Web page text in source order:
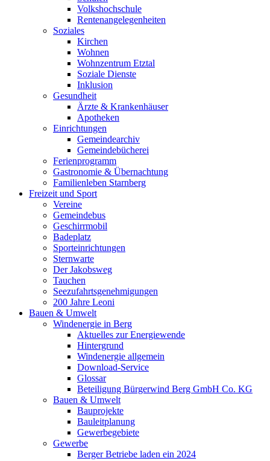
Volkshochschule
Rentenangelegenheiten
Soziales
Kirchen
Wohnen
Wohnzentrum Etztal
Soziale Dienste
Inklusion
Gesundheit
Ärzte & Krankenhäuser
Apotheken
Einrichtungen
Gemeindearchiv
Gemeindebücherei
Ferienprogramm
Gastronomie & Übernachtung
Familienleben Starnberg
Freizeit und Sport
Vereine
Gemeindebus
Geschirrmobil
Badeplatz
Sporteinrichtungen
Sternwarte
Der Jakobsweg
Tauchen
Seezufahrtsgenehmigungen
200 Jahre Leoni
Bauen & Umwelt
Windenergie in Berg
Aktuelles zur Energiewende
Hintergrund
Windenergie allgemein
Download-Service
Glossar
Beteiligung Bürgerwind Berg GmbH Co. KG
Bauen & Umwelt
Bauprojekte
Bauleitplanung
Gewerbegebiete
Gewerbe
Berger Betriebe laden ein 2024